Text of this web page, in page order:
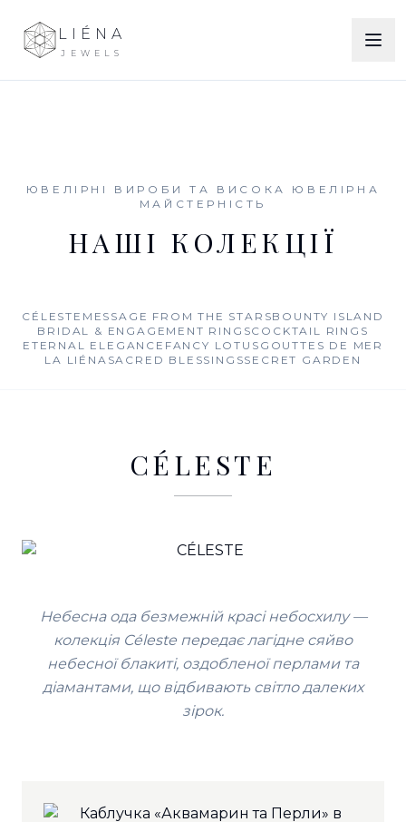
LIÉNA
JEWELS
ЮВЕЛІРНІ ВИРОБИ ТА ВИСОКА ЮВЕЛІРНА
МАЙСТЕРНІСТЬ
НАШІ КОЛЕКЦІЇ
CÉLESTE MESSAGE FROM THE STARSBOUNTY ISLAND
BRIDAL & ENGAGEMENT RINGSCOCKTAIL RINGS
ETERNAL ELEGANCE FANCY LOTUS GOUTTES DE MER
LA LIÉNA SACRED BLESSINGSSECRET GARDEN
CÉLESTE
Небесна ода безмежній красі небосхилу —
колекція Céleste передає лагідне сяйво
небесної блакиті, оздобленої перлами та
діамантами, що відбивають світло далеких
зірок.